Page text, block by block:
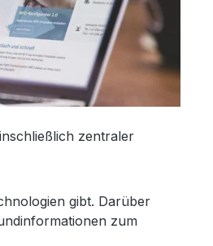
zentraler
gibt. Darüber
zum